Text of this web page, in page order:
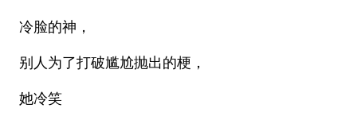
冷脸的神，
别人为了打破尴尬抛出的梗，
她冷笑